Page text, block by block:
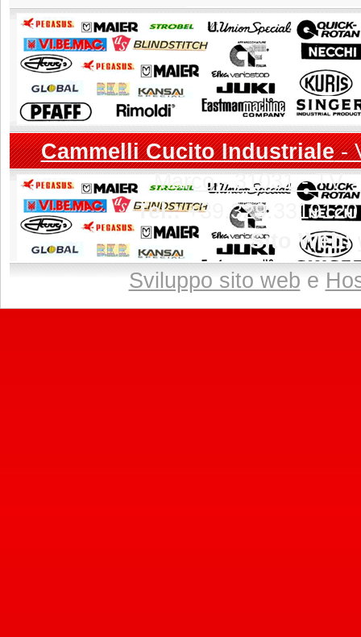
Cammelli Cucito Industriale-
Marco - 31031 - TV
Tel.:
Sito Web:
Sviluppo sito web e